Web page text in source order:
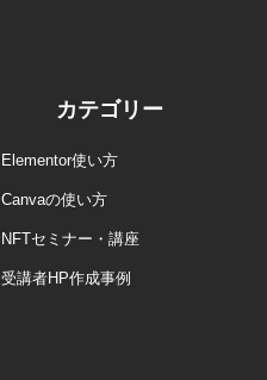
カテゴリー
Elementor使い方
Canvaの使い方
NFTセミナー・講座
受講者HP作成事例